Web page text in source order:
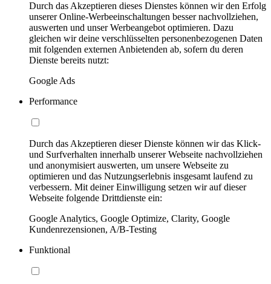
Durch das Akzeptieren dieses Dienstes können wir den Erfolg
unserer Online-Werbeeinschaltungen besser nachvollziehen,
auswerten und unser Werbeangebot optimieren. Dazu
gleichen wir deine verschlüsselten personenbezogenen Daten
mit folgenden externen Anbietenden ab, sofern du deren
Dienste bereits nutzt:
Google Ads
Performance
Durch das Akzeptieren dieser Dienste können wir das Klick-
und Surfverhalten innerhalb unserer Webseite nachvollziehen
und anonymisiert auswerten, um unsere Webseite zu
optimieren und das Nutzungserlebnis insgesamt laufend zu
verbessern. Mit deiner Einwilligung setzen wir auf dieser
Webseite folgende Drittdienste ein:
Google Analytics, Google Optimize, Clarity, Google
Kundenrezensionen, A/B-Testing
Funktional